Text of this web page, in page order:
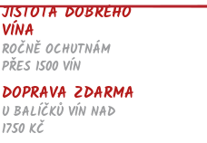
JISTOTA DOBRÉHO
VÍNA
ROČNĚ OCHUTNÁM
PŘES 1500 VÍN
DOPRAVA ZDARMA
U BALÍČKŮ VÍN NAD
1750 KČ